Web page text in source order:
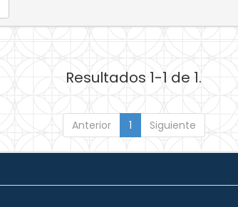
Resultados 1-1 de 1.
Anterior 1 Siguiente